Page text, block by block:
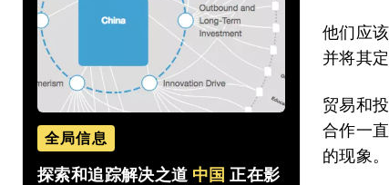
全局信息
探索和追踪解决之道 中国 正在影
他们应
并将其
贸易和
合作一
的现象。